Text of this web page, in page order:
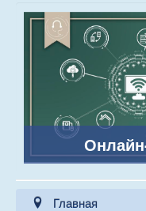
Главная